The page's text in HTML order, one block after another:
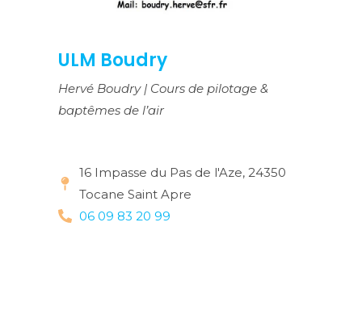
ULM Boudry
Hervé Boudry | Cours de pilotage &
baptêmes de l’air
16 Impasse du Pas de l'Aze, 24350
Tocane Saint Apre
06 09 83 20 99